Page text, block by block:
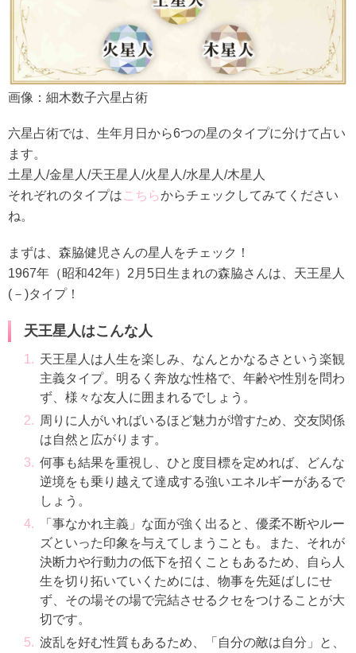
画像：細木数子六星占術
六星占術では、生年月日から6つの星のタイプに分けて占い
ます。
土星人/金星人/天王星人/火星人/水星人/木星人
それぞれのタイプはこちらからチェックしてみてください
ね。
まずは、森脇健児さんの星人をチェック！
1967年（昭和42年）2月5日生まれの森脇さんは、天王星人
(－)タイプ！
天王星人はこんな人
天王星人は人生を楽しみ、なんとかなるさという楽観
主義タイプ。明るく奔放な性格で、年齢や性別を問わ
ず、様々な友人に囲まれるでしょう。
周りに人がいればいるほど魅力が増すため、交友関係
は自然と広がります。
何事も結果を重視し、ひと度目標を定めれば、どんな
逆境をも乗り越えて達成する強いエネルギーがあるで
しょう。
「事なかれ主義」な面が強く出ると、優柔不断やルー
ズといった印象を与えてしまうことも。また、それが
決断力や行動力の低下を招くこともあるため、自ら人
生を切り拓いていくためには、物事を先延ばしにせ
ず、その場その場で完結させるクセをつけることが大
切です。
波乱を好む性質もあるため、「自分の敵は自分」と、